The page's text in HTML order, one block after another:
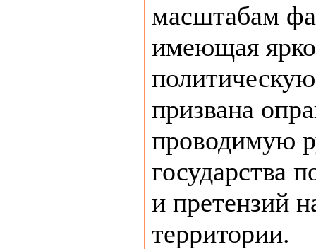
масштабам
имеющая
призвана
проводимую
государства
и претензий
территории.